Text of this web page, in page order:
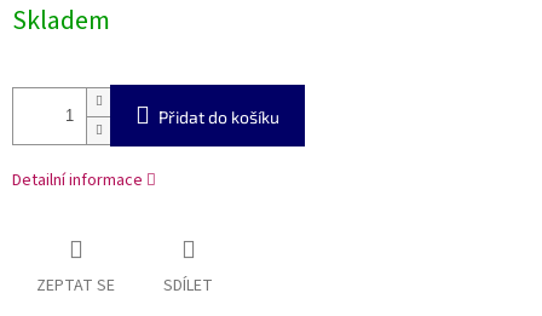
cena:
Skladem
Přidat do košíku
Detailní informace
ZEPTAT SE SDÍLET